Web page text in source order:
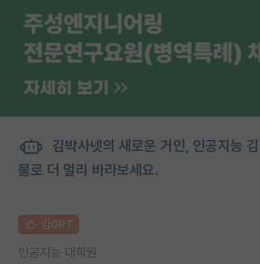
김박사넷의 새로운 거인, 인공지능
물로 더 멀리 바라보세요.
김GPT
인공지능 대학원